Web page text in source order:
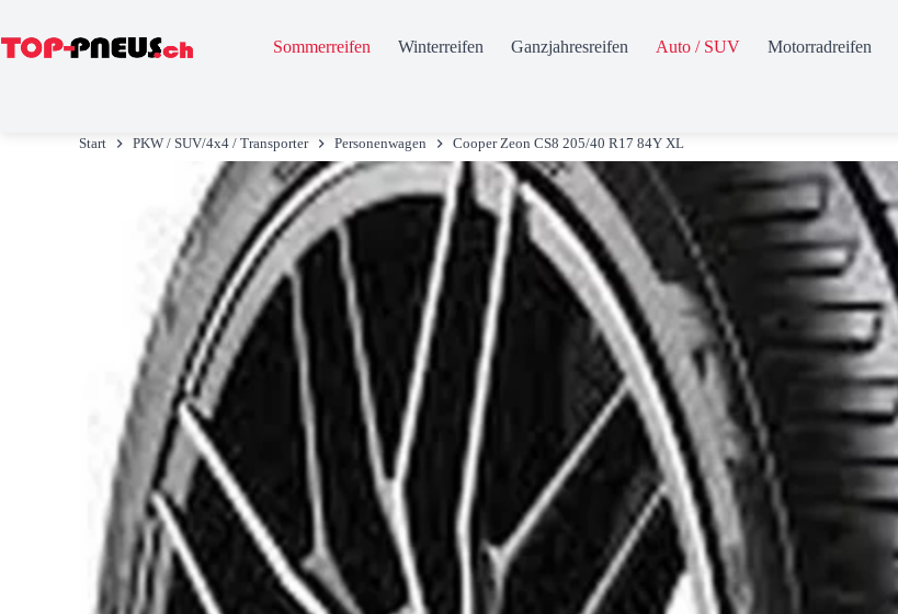
Sommerreifen Winterreifen Ganzjahresreifen Auto / SUV Motorradreifen
Start PKW / SUV/4x4 / Transporter Personenwagen Cooper Zeon CS8 205/40 R17 84Y XL